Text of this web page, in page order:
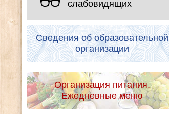
слабовидящих
Сведения об образовательной
организации
Организация питания.
Ежедневные меню